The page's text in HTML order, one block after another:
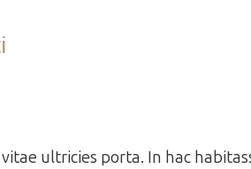
ultricies porta. In hac